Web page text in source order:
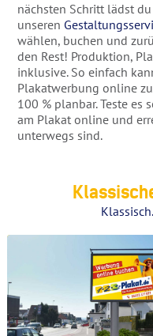
nächsten Schritt lädst
unseren
wählen, buchen und
den Rest! Produktion,
inklusive. So einfach
Plakatwerbung online
100 % planbar. Teste es
am Plakat online und
unterwegs sind.